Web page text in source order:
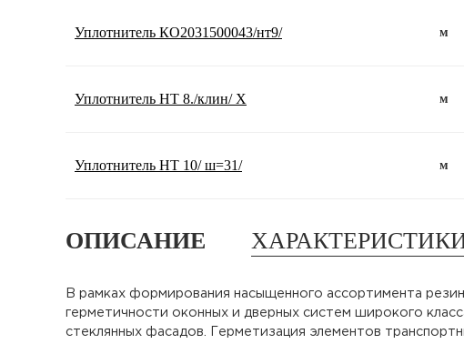
Уплотнитель КО2031500043/нт9/ м
Уплотнитель НТ 8./клин/ Х м
Уплотнитель НТ 10/ ш=31/ м
ОПИСАНИЕ
В рамках формирования насыщенного ассортимента
герметичности оконных и дверных систем широкого
стеклянных фасадов. Герметизация элементов